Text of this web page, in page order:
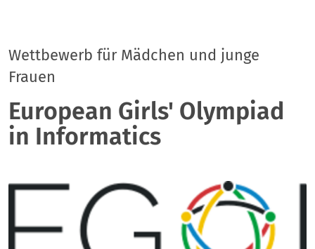
Wettbewerb für Mädchen und junge
Frauen
European Girls' Olympiad
in Informatics